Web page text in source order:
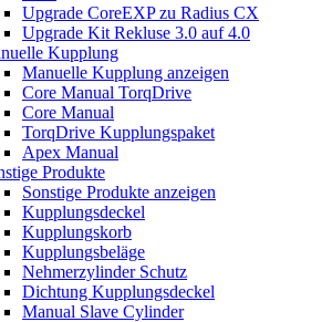
Upgrade CoreEXP zu Radius CX
Upgrade Kit Rekluse 3.0 auf 4.0
Kupplung
Manuelle Kupplung anzeigen
Core Manual TorqDrive
Core Manual
TorqDrive Kupplungspaket
Apex Manual
Produkte
Sonstige Produkte anzeigen
Kupplungsdeckel
Kupplungskorb
Kupplungsbeläge
Nehmerzylinder Schutz
Dichtung Kupplungsdeckel
Manual Slave Cylinder